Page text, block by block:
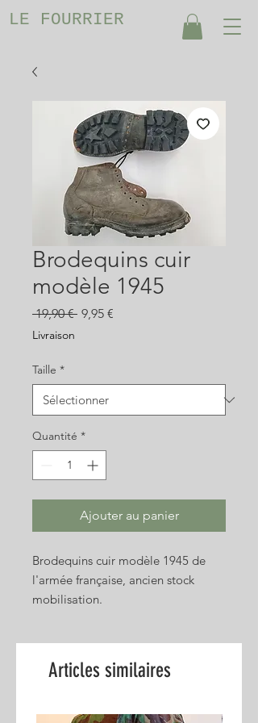
LE FOURRIER
Brodequins cuir
modèle 1945
19,90 € Prix
9,95 €
Livraison
Taille *
Quantité *
Ajouter au panier
Brodequins cuir modèle 1945 de
l'armée française, ancien stock
mobilisation.
Occasion
Articles similaires